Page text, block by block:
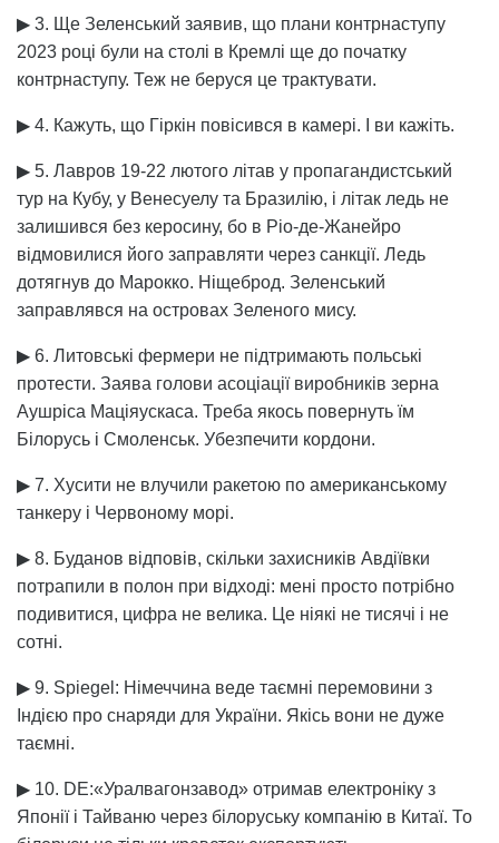
▶ 3. Ще Зеленський заявив, що плани контрнаступу
2023 році були на столі в Кремлі ще до початку
контрнаступу. Теж не беруся це трактувати.
▶ 4. Кажуть, що Гіркін повісився в камері. І ви кажіть.
▶ 5. Лавров 19-22 лютого літав у пропагандистський
тур на Кубу, у Венесуелу та Бразилію, і літак ледь не
залишився без керосину, бо в Ріо-де-Жанейро
відмовилися його заправляти через санкції. Ледь
дотягнув до Марокко. Ніщеброд. Зеленський
заправлявся на островах Зеленого мису.
▶ 6. Литовські фермери не підтримають польські
протести. Заява голови асоціації виробників зерна
Аушріса Маціяускаса. Треба якось повернуть їм
Білорусь і Смоленськ. Убезпечити кордони.
▶ 7. Хусити не влучили ракетою по американському
танкеру і Червоному морі.
▶ 8. Буданов відповів, скільки захисників Авдіївки
потрапили в полон при відході: мені просто потрібно
подивитися, цифра не велика. Це ніякі не тисячі і не
сотні.
▶ 9. Spiegel: Німеччина веде таємні перемовини з
Індією про снаряди для України. Якісь вони не дуже
таємні.
▶ 10. DE:«Уралвагонзавод» отримав електроніку з
Японії і Тайваню через білоруську компанію в Китаї. То